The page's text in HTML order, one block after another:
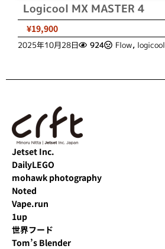
Logicool MX MASTER 4
¥19,900
2025年10月28日 924 Flow, logicool
Jetset Inc.
DailyLEGO
mohawk photography
Noted
Vape.run
1up
世界フード
Tom’s Blender